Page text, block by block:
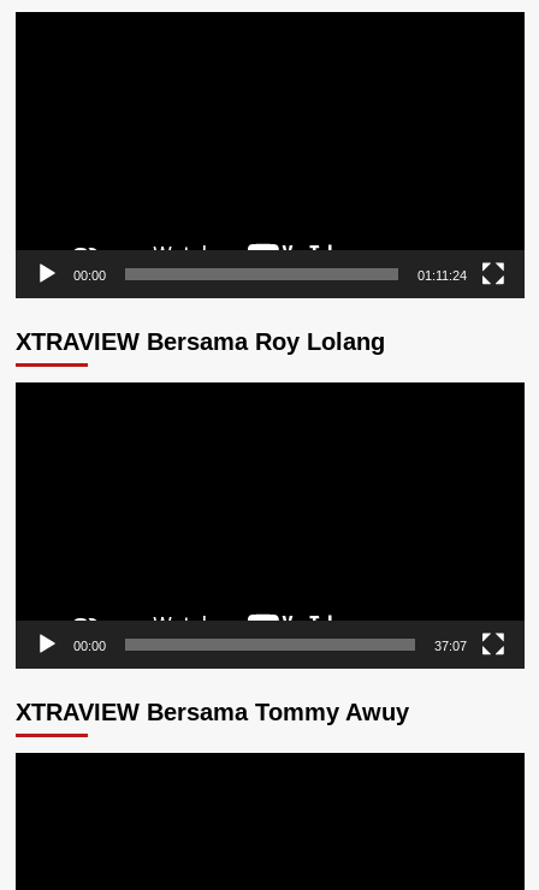
00:00 01:11:24
XTRAVIEW Bersama Roy Lolang
00:00 37:07
XTRAVIEW Bersama Tommy Awuy